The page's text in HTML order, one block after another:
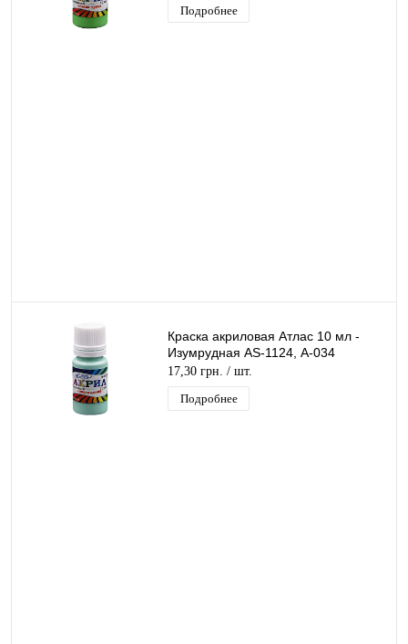
Подробнее
Краска акриловая Атлас 10 мл -
Изумрудная AS-1124, А-034
17,30 грн. / шт.
Подробнее